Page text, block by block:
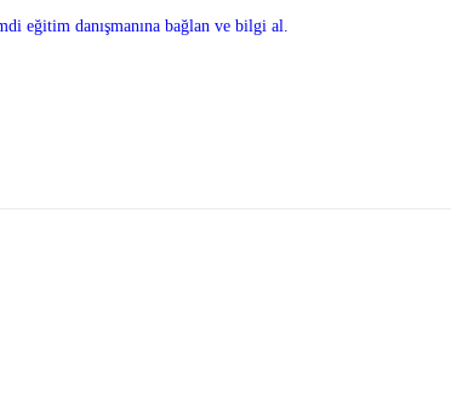
eğitim danışmanına bağlan ve bilgi al.